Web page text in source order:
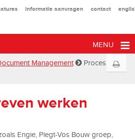
informatie aanvragen contact
MENU
Management
Proces
werken
Engie, Plegt-Vos Bouw groep,